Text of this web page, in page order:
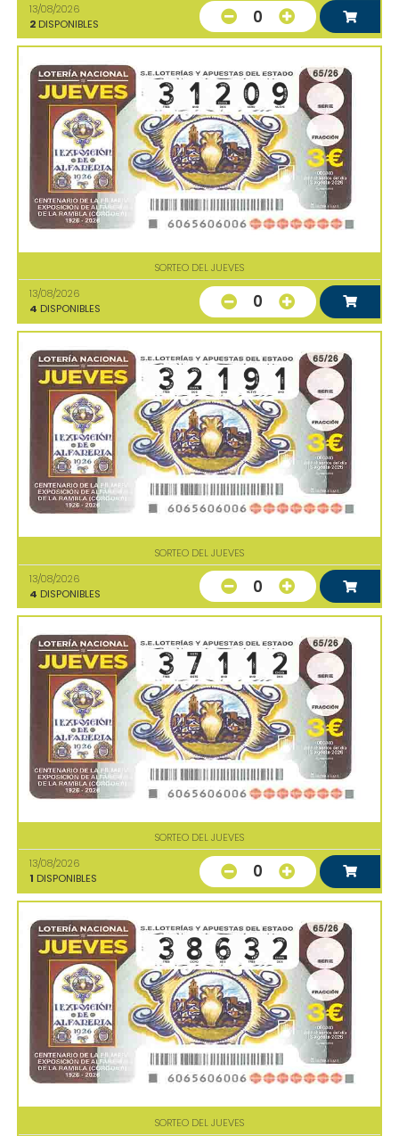
13/08/2026
2 DISPONIBLES 0
SORTEO DEL JUEVES
13/08/2026
4 DISPONIBLES 0
SORTEO DEL JUEVES
13/08/2026
4 DISPONIBLES 0
SORTEO DEL JUEVES
13/08/2026
1 DISPONIBLES 0
SORTEO DEL JUEVES